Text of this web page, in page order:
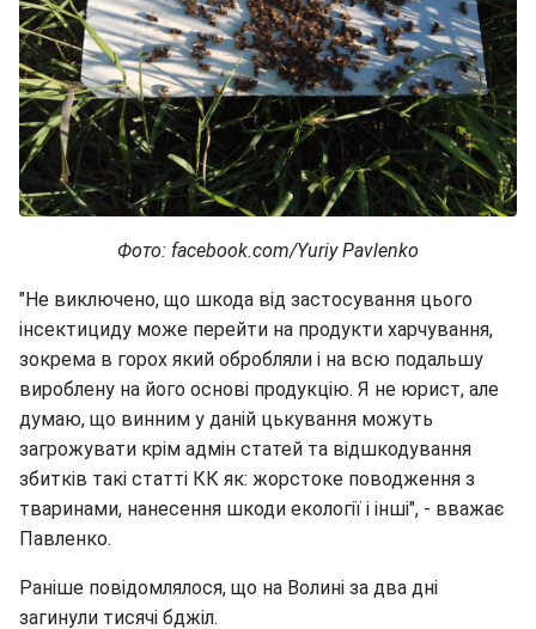
Фото: facebook.com/Yuriy Pavlenko
"Не виключено, що шкода від застосування цього
інсектициду може перейти на продукти харчування,
зокрема в горох який обробляли і на всю подальшу
вироблену на його основі продукцію. Я не юрист, але
думаю, що винним у даній цькування можуть
загрожувати крім адмін статей та відшкодування
збитків такі статті КК як: жорстоке поводження з
тваринами, нанесення шкоди екології і інші", - вважає
Павленко.
Раніше повідомлялося, що на Волині за два дні
загинули тисячі бджіл.